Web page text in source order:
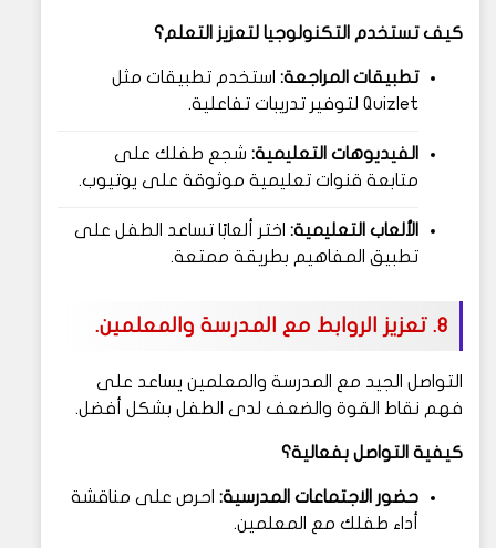
كيف تستخدم التكنولوجيا لتعزيز التعلم؟
تطبيقات المراجعة: استخدم تطبيقات مثل
Quizlet لتوفير تدريبات تفاعلية.
الفيديوهات التعليمية: شجع طفلك على
متابعة قنوات تعليمية موثوقة على يوتيوب.
الألعاب التعليمية: اختر ألعابًا تساعد الطفل على
تطبيق المفاهيم بطريقة ممتعة.
8. تعزيز الروابط مع المدرسة والمعلمين.
التواصل الجيد مع المدرسة والمعلمين يساعد على
فهم نقاط القوة والضعف لدى الطفل بشكل أفضل.
كيفية التواصل بفعالية؟
حضور الاجتماعات المدرسية: احرص على مناقشة
أداء طفلك مع المعلمين.